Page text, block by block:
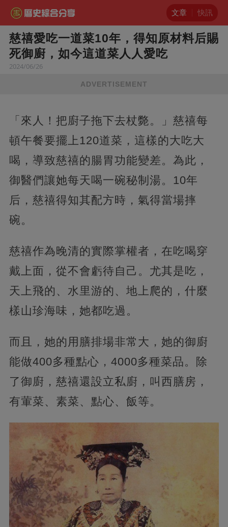
文章 快訊
慈禧愛吃一道菜10年，得知原材料后賜
死御廚，如今這道菜人人愛吃
2024/06/26
ADVERTISEMENT
「來人！把廚子拖下去杖斃。」慈禧每
頓午餐要擺上120道菜，這樣的大吃大
喝，導致慈禧的腸胃功能變差。為此，
御醫們讓她每天喝一碗秘制湯。10年
后，慈禧得知其配方時，氣得當場摔
碗。
慈禧作為晚清的實際掌權者，在吃喝穿
戴上面，從不會虧待自己。尤其是吃，
天上飛的、水里游的、地上爬的，什麼
樣山珍海味，她都吃過。
而且，她的用膳排場非常大，她的御廚
能做400多種點心，4000多種菜品。除
了御廚，慈禧還設立私廚，叫西膳房，
有葷菜、素菜、點心、飯等。